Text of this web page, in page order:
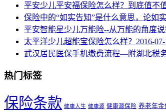
平安少儿平安福保险怎么样？到底值不
保险中的“如实告知”是什么意思，论如
平安智能星少儿万能险--从万能的角度说
太平洋少儿超能宝保险怎么样？ 2016-
武汉居民医保手机缴费流程—附湖北税
热门标签
保险条款 健康人生 健康源 健康源保险 养老年金